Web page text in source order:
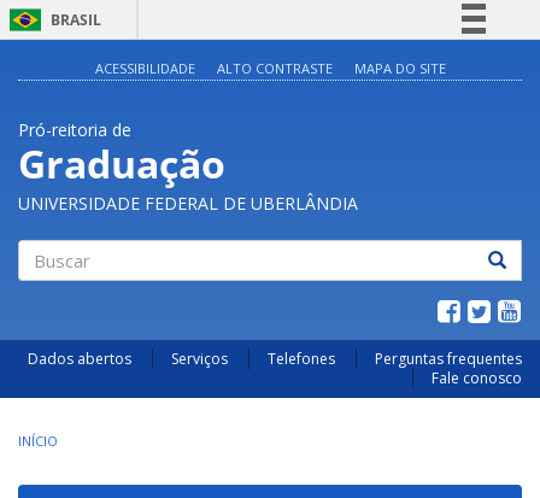
BRASIL
Legislação
Canais
ACESSIBILIDADE ALTO CONTRASTE MAPA DO SITE
Pró-reitoria de
Graduação
UNIVERSIDADE FEDERAL DE UBERLÂNDIA
Dados abertos Serviços Telefones
Perguntas frequentes
Fale conosco
INÍCIO